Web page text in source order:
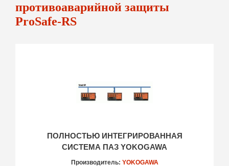
противоаварийной защиты
ProSafe-RS
ПОЛНОСТЬЮ ИНТЕГРИРОВАННАЯ
СИСТЕМА ПАЗ YOKOGAWA
Производитель: YOKOGAWA